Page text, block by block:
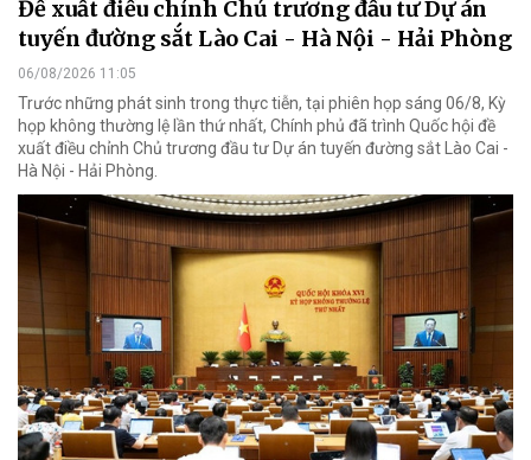
Đề xuất điều chỉnh Chủ trương đầu tư Dự án
tuyến đường sắt Lào Cai - Hà Nội - Hải Phòng
06/08/2026 11:05
Trước những phát sinh trong thực tiễn, tại phiên họp sáng 06/8, Kỳ
họp không thường lệ lần thứ nhất, Chính phủ đã trình Quốc hội đề
xuất điều chỉnh Chủ trương đầu tư Dự án tuyến đường sắt Lào Cai -
Hà Nội - Hải Phòng.